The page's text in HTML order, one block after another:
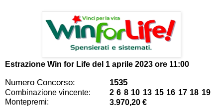
Estrazione Win for Life del 1 aprile 2023 ore 11:00
Numero Concorso: 1535
Combinazione vincente:
2 6 8 10 13 15 16 17 18 19
Montepremi:
3.970,20 €